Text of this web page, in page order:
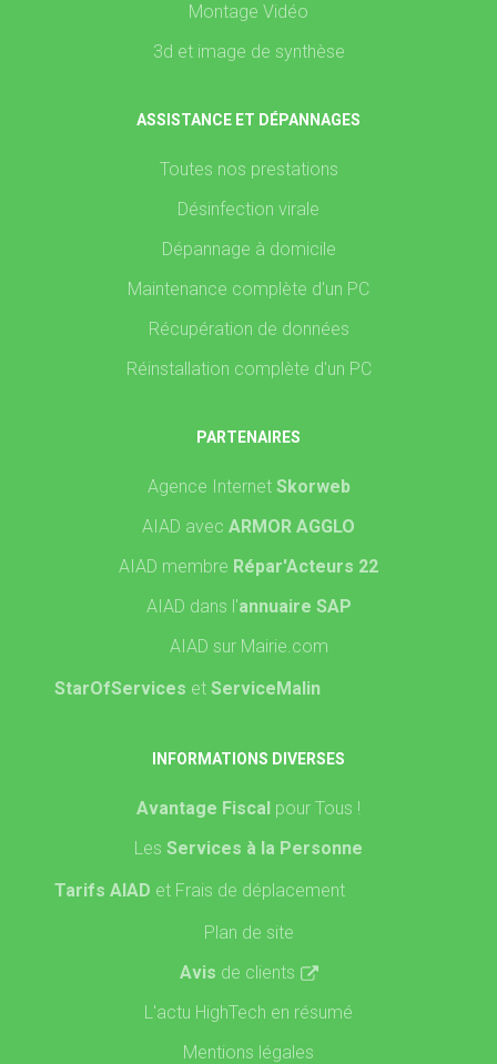
Montage Vidéo
3d et image de synthèse
ASSISTANCE ET DÉPANNAGES
Toutes nos prestations
Désinfection virale
Dépannage à domicile
Maintenance complète d'un PC
Récupération de données
Réinstallation complète d'un PC
PARTENAIRES
Agence Internet Skorweb
AIAD avec ARMOR AGGLO
AIAD membre Répar'Acteurs 22
AIAD dans l'annuaire SAP
AIAD sur Mairie.com
StarOfServices et ServiceMalin
INFORMATIONS DIVERSES
Avantage Fiscal pour Tous !
Les Services à la Personne
Tarifs AIAD et Frais de déplacement
Plan de site
Avis de clients
L'actu HighTech en résumé
Mentions légales